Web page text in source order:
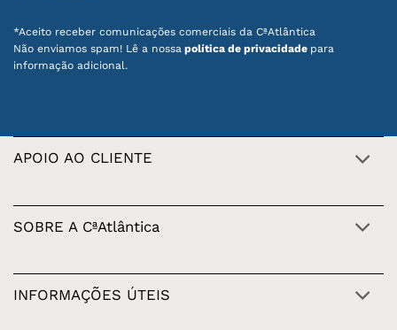
*Aceito receber comunicações comerciais da CªAtlântica
Não enviamos spam! Lê a nossa política de privacidade para
informação adicional.
APOIO AO CLIENTE
SOBRE A CªAtlântica
INFORMAÇÕES ÚTEIS